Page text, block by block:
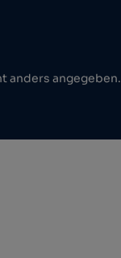
anders angegeben.